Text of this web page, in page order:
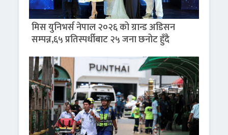
मिस युनिभर्स नेपाल २०२६ को ग्रान्ड अडिसन
सम्पन्न,६५ प्रतिस्पर्धीबाट २५ जना छनोट हुँदै